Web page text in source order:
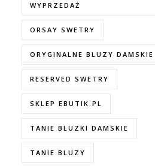
WYPRZEDAŻ
ORSAY SWETRY
ORYGINALNE BLUZY DAMSKIE
RESERVED SWETRY
SKLEP EBUTIK.PL
TANIE BLUZKI DAMSKIE
TANIE BLUZY